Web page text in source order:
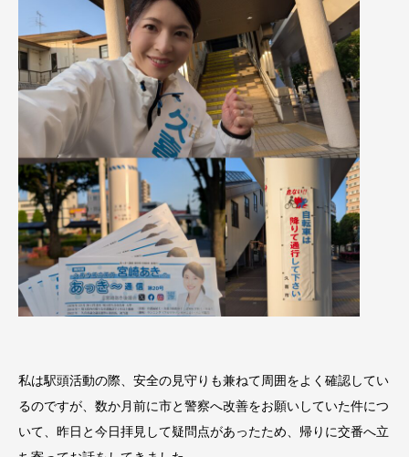
私は駅頭活動の際、安全の見守りも兼ねて周囲をよく確認してい
るのですが、数か月前に市と警察へ改善をお願いしていた件につ
いて、昨日と今日拝見して疑問点があったため、帰りに交番へ立